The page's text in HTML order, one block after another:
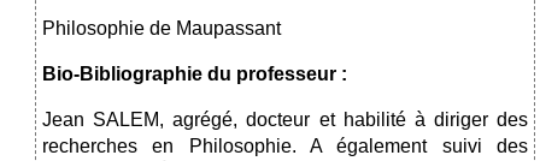
Philosophie de Maupassant
Bio-Bibliographie du professeur :
Jean SALEM, agrégé, docteur et habilité à diriger des
recherches en Philosophie. A également suivi des